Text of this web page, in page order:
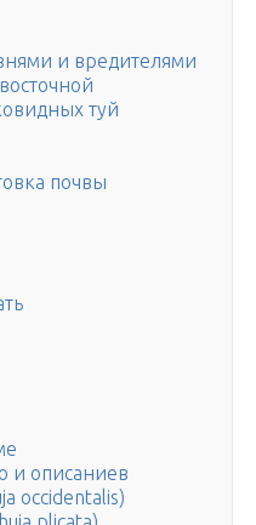
и вредителями
туй
почвы
и описаниев
occidentalis)